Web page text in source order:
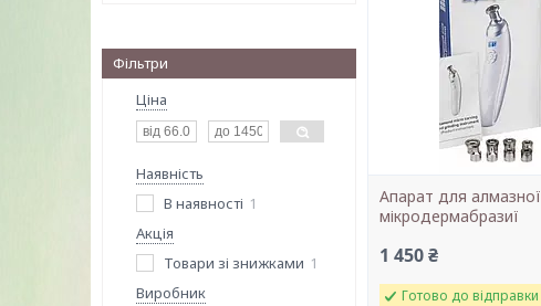
Фільтри
Ціна
Наявність
В наявності 1
Акція
Товари зі знижками 1
Виробник
Апарат для алмазної
мікродермабразиї
1 450 ₴
Готово до відправки